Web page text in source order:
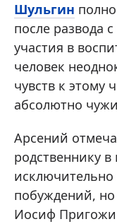
Шульгин
после развода
участия в
человек
чувств к этому
абсолютно
Арсений
родственнику
исключительно
побуждений,
Иосиф